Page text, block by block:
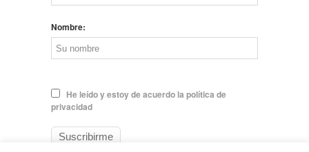
Nombre:
He leído y estoy de acuerdo la política de
privacidad